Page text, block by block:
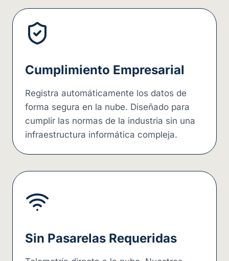
Cumplimiento Empresarial
Registra automáticamente los datos de
forma segura en la nube. Diseñado para
cumplir las normas de la industria sin una
infraestructura informática compleja.
Sin Pasarelas Requeridas